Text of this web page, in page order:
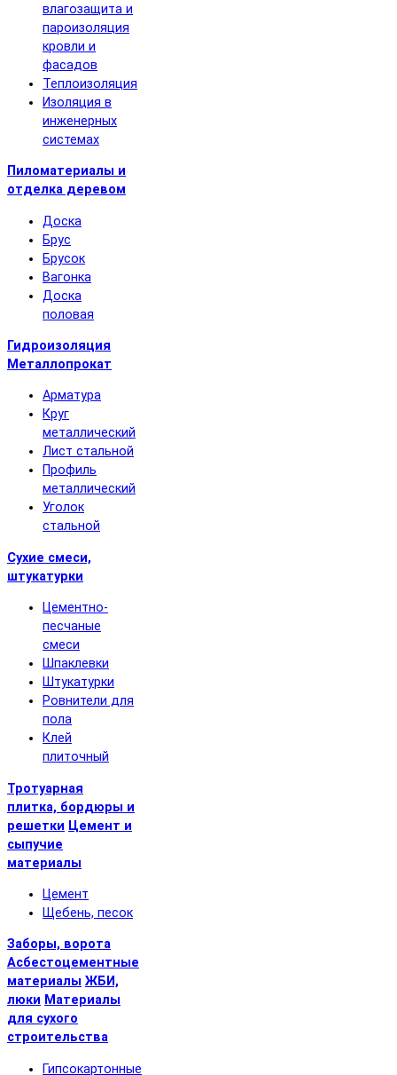
влагозащита и
пароизоляция
кровли и
фасадов
Теплоизоляция
Изоляция в
инженерных
системах
Пиломатериалы и
отделка деревом
Доска
Брус
Брусок
Вагонка
Доска
половая
Гидроизоляция
Металлопрокат
Арматура
Круг
металлический
Лист стальной
Профиль
металлический
Уголок
стальной
Сухие смеси,
штукатурки
Цементно-
песчаные
смеси
Шпаклевки
Штукатурки
Ровнители для
пола
Клей
плиточный
Тротуарная
плитка, бордюры и
решетки Цемент и
сыпучие
материалы
Цемент
Щебень, песок
Заборы, ворота
Асбестоцементные
материалы ЖБИ,
люки Материалы
для сухого
строительства
Гипсокартонные